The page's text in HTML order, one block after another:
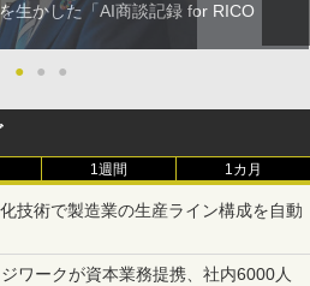
生かした「AI商談記録 for RICO
●
● ●
1週間 1カ月
技術で製造業の生産ライン構成を自動
ワークが資本業務提携、社内6000人